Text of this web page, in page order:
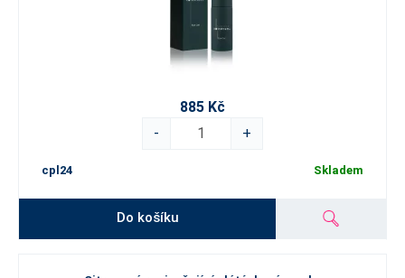
885 Kč
-
+
cpl24 Skladem
Do košíku